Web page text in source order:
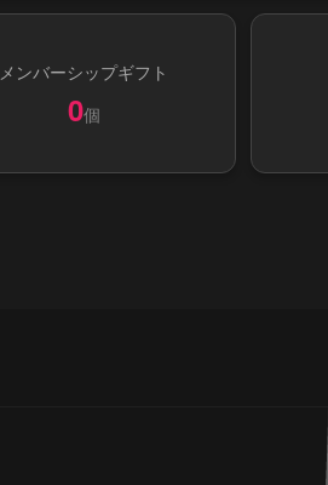
メンバーシップギフト
0個